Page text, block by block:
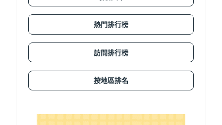
熱門排行榜
訪問排行榜
按地區排名